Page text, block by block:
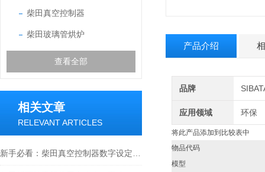
柴田真空控制器
柴田玻璃管烘炉
查看全部
相关文章
RELEVANT ARTICLES
产品介绍
品牌
应用领域 环保
将此产品添加到比较表中
物品代码
模型